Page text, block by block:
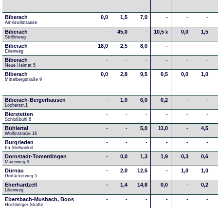
Biberach
Amriswilstrasse
0,0 1,5 7,0 - - -
Biberach
Strölinweg
- 45,0 - 10,5k 0,0 1,5
Biberach
Erlenweg
18,0 2,5 8,0 - - -
Biberach
Neue Heimat 5
- - - - - -
Biberach
Mittelbergstraße 9
0,0 2,8 9,5 0,5 0,0 1,0
Biberach-Bergerhausen
Löcherstr.1
- 1,0 6,0 0,2 - -
Bierstetten
Schloßbühl 6
- - - - - -
Bühlertal
Wolfinstraße 16
- - 5,0 11,0 - 4,5
Burgrieden
Im Stellwinkel
- - - - - -
Dornstadt-Tomerdingen
Maienweg 9
- 0,0 1,3 1,9 0,3 0,6
Dürnau
Dorfäckerweg 5
- 2,0 12,5 - 1,0 1,0
Eberhardzell
Lilienweg
- 1,4 14,8 0,0 - 0,2
Ebersbach-Musbach, Boos
Hochberger Straße
- - - - - -